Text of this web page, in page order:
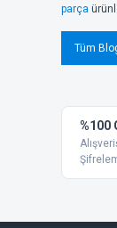
parça
Tüm
%100